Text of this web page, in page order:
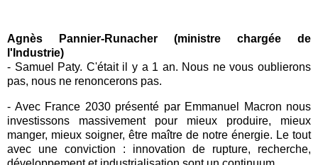
Agnès Pannier-Runacher (ministre chargée de
l'Industrie)
- Samuel Paty. C'était il y a 1 an. Nous ne vous oublierons
pas, nous ne renoncerons pas.
- Avec France 2030présenté par Emmanuel Macron nous
investissons massivement pour mieux produire, mieux
manger, mieux soigner, être maître de notre énergie. Le tout
avec une conviction : innovation de rupture, recherche,